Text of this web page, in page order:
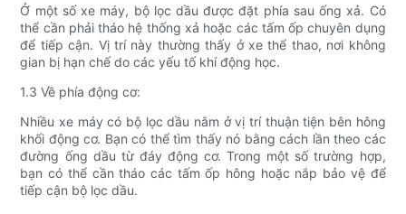
Ở một số xe máy, bộ lọc dầu được đặt phía sau ống xả. Có
thể cần phải tháo hệ thống xả hoặc các tấm ốp chuyên dụng
để tiếp cận. Vị trí này thường thấy ở xe thể thao, nơi không
gian bị hạn chế do các yếu tố khí động học.
1.3 Về phía động cơ:
Nhiều xe máy có bộ lọc dầu nằm ở vị trí thuận tiện bên hông
khối động cơ. Bạn có thể tìm thấy nó bằng cách lần theo các
đường ống dầu từ đáy động cơ. Trong một số trường hợp,
bạn có thể cần tháo các tấm ốp hông hoặc nắp bảo vệ để
tiếp cận bộ lọc dầu.